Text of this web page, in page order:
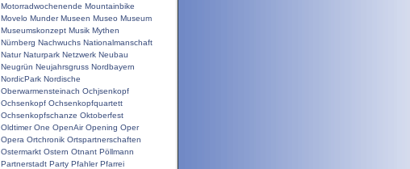
Motorradwochenende Mountainbike
Movelo Munder Museen Museo Museum
Museumskonzept Musik Mythen
Nürnberg Nachwuchs Nationalmanschaft
Natur Naturpark Netzwerk Neubau
Neugrün Neujahrsgruss Nordbayern
NordicPark Nordische
Oberwarmensteinach Ochjsenkopf
Ochsenkopf Ochsenkopfquartett
Ochsenkopfschanze Oktoberfest
Oldtimer One OpenAir Opening Oper
Opera Ortchronik Ortspartnerschaften
Ostermarkt Ostern Otnant Pöllmann
Partnerstadt Party Pfahler Pfarrei